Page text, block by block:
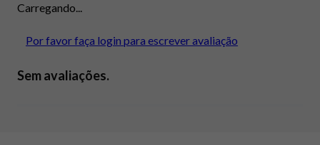
Carregando...
Por favor faça login para escrever avaliação
Sem avaliações.